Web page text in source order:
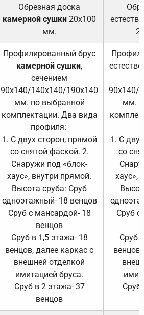
Обрезная доска
камерной сушки 20х100
мм.
Профилированный брус
камерной сушки,
сечением
90х140/140х140/190х140
мм. по выбранной
комплектации. Два вида
профиля:
1. С двух сторон, прямой
со снятой фаской. 2.
Снаружи под «блок-
хаус», внутри прямой.
Высота сруба: Сруб
одноэтажный- 18 венцов
Сруб с мансардой- 18
венцов
Сруб в 1,5 этажа- 18
венцов, далее каркас с
внешней отделкой
имитацией бруса.
Сруб в 2 этажа- 37
венцов
90х140/
мм.
1. С
со
хаус»,
Сруб с
Сруб
Сруб